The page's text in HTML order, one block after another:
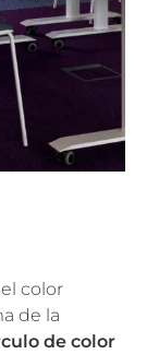
color
de la
de color